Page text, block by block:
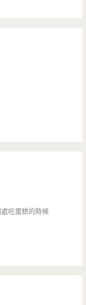
吃蛋糕的時候